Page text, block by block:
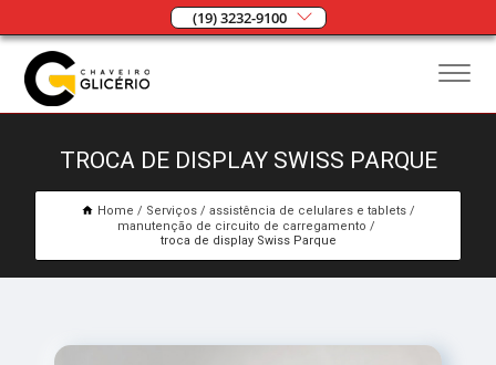
(19) 3232-9100
TROCA DE DISPLAY SWISS PARQUE
Home Serviços
assistência de celulares e tablets
manutenção de circuito de carregamento
troca de display Swiss Parque